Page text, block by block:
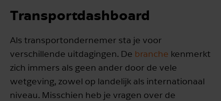
Transportdashboard
Als transportondernemer sta je voor
verschillende uitdagingen. De branche kenmerkt
zich immers als geen ander door de vele
wetgeving, zowel op landelijk als internationaal
niveau. Misschien heb je vragen over de